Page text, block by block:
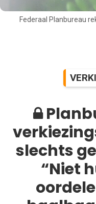
Federaal Planbureau
slechts
“Niet